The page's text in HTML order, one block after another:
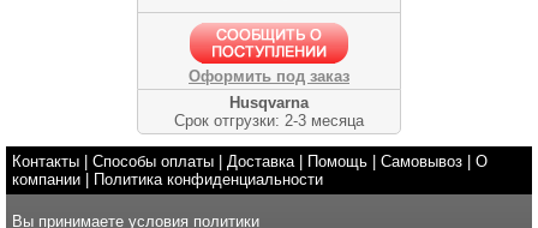
Оформить под заказ
Husqvarna
Срок отгрузки: 2-3 месяца
Контакты Способы оплаты Доставка| Помощь Самовывоз
О
компании
Политика конфиденциальности
Вы принимаете условия политики